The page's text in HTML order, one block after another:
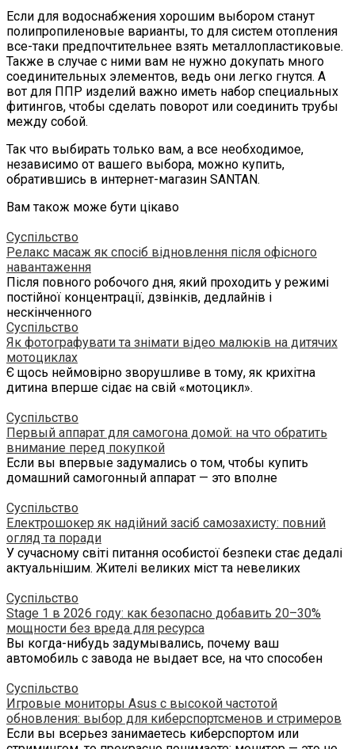
Если для водоснабжения хорошим выбором станут
полипропиленовые варианты, то для систем отопления
все-таки предпочтительнее взять металлопластиковые.
Также в случае с ними вам не нужно докупать много
соединительных элементов, ведь они легко гнутся. А
вот для ППР изделий важно иметь набор специальных
фитингов, чтобы сделать поворот или соединить трубы
между собой.
Так что выбирать только вам, а все необходимое,
независимо от вашего выбора, можно купить,
обратившись в интернет-магазин SANTAN.
Вам також може бути цікаво
Суспільство
Релакс масаж як спосіб відновлення після офісного
навантаження
Після повного робочого дня, який проходить у режимі
постійної концентрації, дзвінків, дедлайнів і
нескінченного
Суспільство
Як фотографувати та знімати відео малюків на дитячих
мотоциклах
Є щось неймовірно зворушливе в тому, як крихітна
дитина вперше сідає на свій «мотоцикл».
Суспільство
Первый аппарат для самогона домой: на что обратить
внимание перед покупкой
Если вы впервые задумались о том, чтобы купить
домашний самогонный аппарат — это вполне
Суспільство
Електрошокер як надійний засіб самозахисту: повний
огляд та поради
У сучасному світі питання особистої безпеки стає дедалі
актуальнішим. Жителі великих міст та невеликих
Суспільство
Stage 1 в 2026 году: как безопасно добавить 20–30%
мощности без вреда для ресурса
Вы когда-нибудь задумывались, почему ваш
автомобиль с завода не выдает все, на что способен
Суспільство
Игровые мониторы Asus с высокой частотой
обновления: выбор для киберспортсменов и стримеров
Если вы всерьез занимаетесь киберспортом или